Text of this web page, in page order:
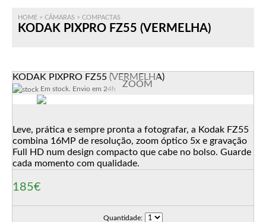
HOME > CÂMARAS > COMPACTAS
KODAK PIXPRO FZ55 (VERMELHA)
KODAK PIXPRO FZ55 (VERMELHA)
Em stock. Envio em 24h ZOOM
Leve, prática e sempre pronta a fotografar, a Kodak FZ55
combina 16MP de resolução, zoom óptico 5x e gravação
Full HD num design compacto que cabe no bolso. Guarde
cada momento com qualidade.
185€
Quantidade: